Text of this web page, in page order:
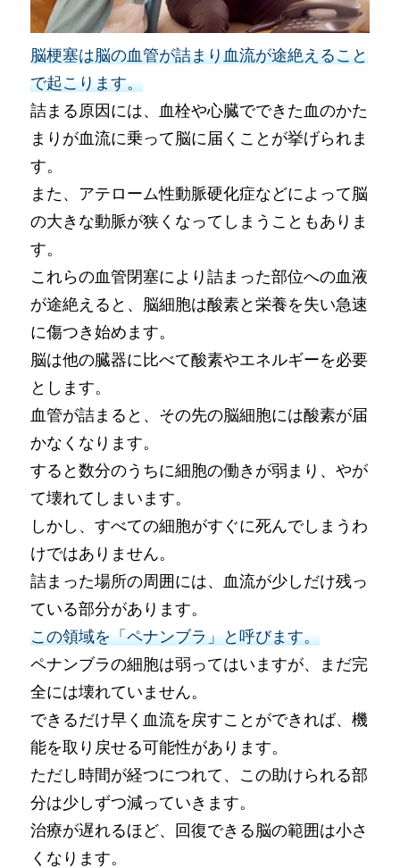
脳梗塞は脳の血管が詰まり血流が途絶えること
で起こります。
詰まる原因には、血栓や心臓でできた血のかた
まりが血流に乗って脳に届くことが挙げられま
す。
また、アテローム性動脈硬化症などによって脳
の大きな動脈が狭くなってしまうこともありま
す。
これらの血管閉塞により詰まった部位への血液
が途絶えると、脳細胞は酸素と栄養を失い急速
に傷つき始めます。
脳は他の臓器に比べて酸素やエネルギーを必要
とします。
血管が詰まると、その先の脳細胞には酸素が届
かなくなります。
すると数分のうちに細胞の働きが弱まり、やが
て壊れてしまいます。
しかし、すべての細胞がすぐに死んでしまうわ
けではありません。
詰まった場所の周囲には、血流が少しだけ残っ
ている部分があります。
この領域を「ペナンブラ」と呼びます。
ペナンブラの細胞は弱ってはいますが、まだ完
全には壊れていません。
できるだけ早く血流を戻すことができれば、機
能を取り戻せる可能性があります。
ただし時間が経つにつれて、この助けられる部
分は少しずつ減っていきます。
治療が遅れるほど、回復できる脳の範囲は小さ
くなります。